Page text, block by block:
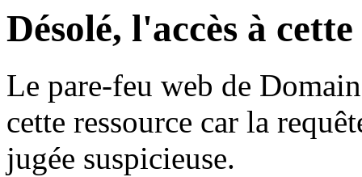
Désolé, l'accès à
Le pare-feu web de
cette ressource car la
jugée suspicieuse.